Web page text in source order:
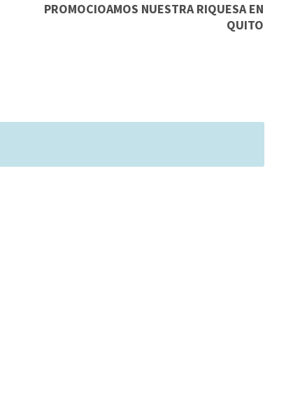
PROMOCIOAMOS NUESTRA RIQUESA EN
QUITO